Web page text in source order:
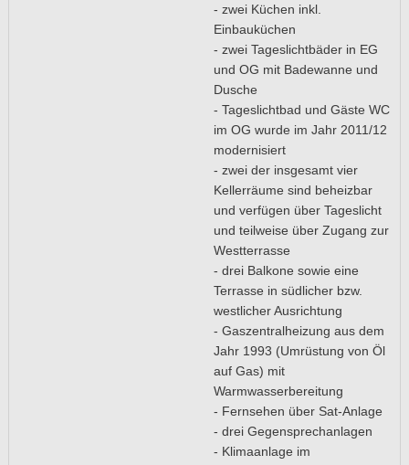
- zwei Küchen inkl.
Einbauküchen
- zwei Tageslichtbäder in EG
und OG mit Badewanne und
Dusche
- Tageslichtbad und Gäste WC
im OG wurde im Jahr 2011/12
modernisiert
- zwei der insgesamt vier
Kellerräume sind beheizbar
und verfügen über Tageslicht
und teilweise über Zugang zur
Westterrasse
- drei Balkone sowie eine
Terrasse in südlicher bzw.
westlicher Ausrichtung
- Gaszentralheizung aus dem
Jahr 1993 (Umrüstung von Öl
auf Gas) mit
Warmwasserbereitung
- Fernsehen über Sat-Anlage
- drei Gegensprechanlagen
- Klimaanlage im